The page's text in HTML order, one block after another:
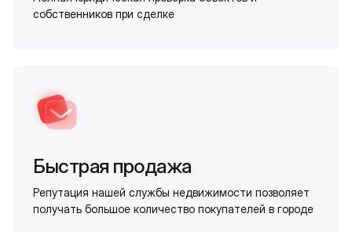
собственников при сделке
Быстрая продажа
Репутация нашей службы недвижимости позволяет
получать большое количество покупателей в городе